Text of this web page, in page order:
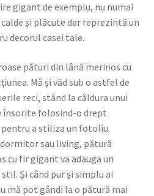
gigant de exemplu, nu numai
şi plăcute dar reprezintă un
decorul casei tale.
pături din lână merinos cu
Mă şi văd sub o astfel de
reci, stând la căldura unui
însorite folosind-o drept
pentru a stiliza un fotoliu.
sau living, pătură
fir gigant va adauga un
Şi când pur şi simplu ai
mă pot gândi la o pătură mai